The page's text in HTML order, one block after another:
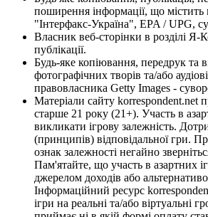
поширення інформації, що містить
"Інтерфакс-Україна", EPA / UPG,
Власник веб-сторінки в розділі Я-
публікації.
Будь-яке копіювання, передрук та
фотографічних творів та/або
правовласника Getty Images -
Матеріали сайту korrespondent.net
старше 21 року (21+). Участь в
викликати ігрову залежність.
(принципів) відповідальної гри.
ознак залежності негайно
Пам'ятайте, що участь в азартних
джерелом доходів або
Інформаційний ресурс
ігри на реальні та/або віртуальні